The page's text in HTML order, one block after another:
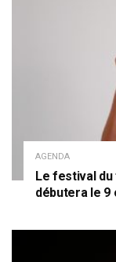
AGENDA
Le festival du
débutera le 9